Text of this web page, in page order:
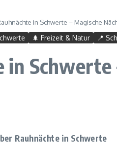
in Schwerte – Magische
🌲 Freizeit & Natur 📍
in
Rauhnächte in Schwerte